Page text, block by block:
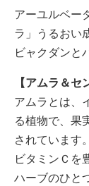
アーユルベー
ラ」うるおい
ビャクダンと
【アムラ＆セ
アムラとは、
る植物で、果
されています。
ビタミンＣを
ハーブのひと